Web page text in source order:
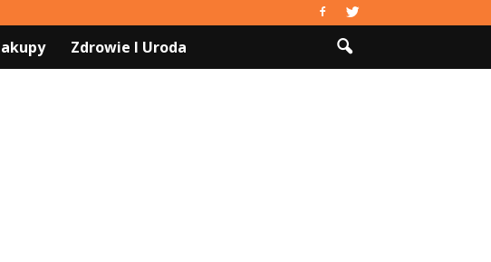
Zdrowie I Uroda